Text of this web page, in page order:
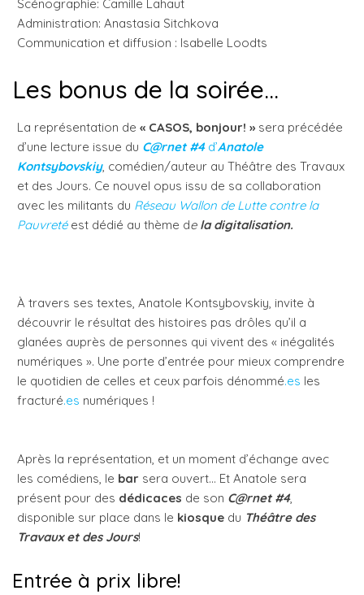
Scénographie: Camille Lahaut
Administration: Anastasia Sitchkova
Communication et diffusion : Isabelle Loodts
Les bonus de la soirée…
La représentation de « CASOS, bonjour! » sera précédée
d’une lecture issue du C@rnet #4d’Anatole
Kontsybovskiy, comédien/auteur au Théâtre des Travaux
et des Jours. Ce nouvel opus issu de sa collaboration
avec les militants du Réseau Wallon de Lutte contre la
Pauvreté est dédié au thème de la digitalisation.
À travers ses textes, Anatole Kontsybovskiy, invite à
découvrir le résultat des histoires pas drôles qu’il a
glanées auprès de personnes qui vivent des « inégalités
numériques ». Une porte d’entrée pour mieux comprendre
le quotidien de celles et ceux parfois dénommé.es les
fracturé.es numériques !
Après la représentation, et un moment d’échange avec
les comédiens, le bar sera ouvert… Et Anatole sera
présent pour des dédicaces de son C@rnet #4,
disponible sur place dans le kiosque du Théâtre des
Travaux et des Jours!
Entrée à prix libre!